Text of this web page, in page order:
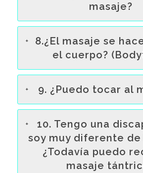
masaje?
8.¿El masaje se
el cuerpo?
9. ¿Puedo tocar al
10. Tengo una
soy muy diferente de
¿Todavía puedo
masaje